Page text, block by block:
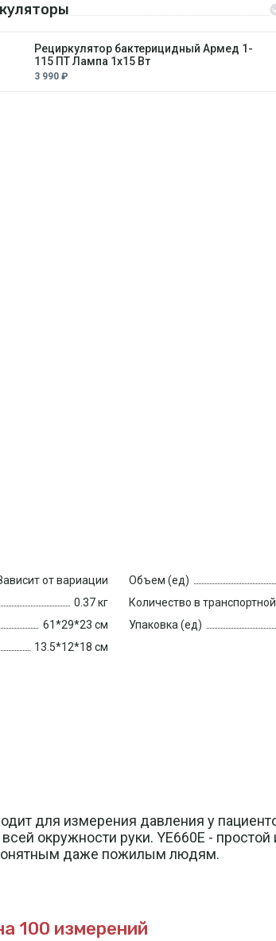
Рециркулятор бактерицидный Армед 1-
115 ПТ Лампа 1х15 Вт
3 990 ₽
от вариации
0.37 кг
61*29*23 см
13.5*12*18 см
Объем (ед)
Количество в
Упаковка (ед)
для измерения давления у
окружности руки. YE660E -
даже пожилым людям.
100 измерений